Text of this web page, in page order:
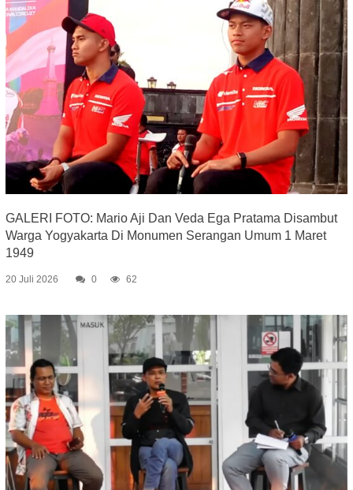
GALERI FOTO: Mario Aji Dan Veda Ega Pratama Disambut
Warga Yogyakarta Di Monumen Serangan Umum 1 Maret
1949
20 Juli 2026 0 62